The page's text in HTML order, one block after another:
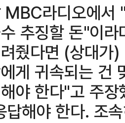
MBC라디오에서
추징할 돈"이
줬다면 (상대가
게 귀속되는 건
야 한다"고 주
답해야 한다. 조